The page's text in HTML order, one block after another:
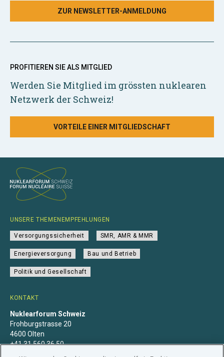
ZUR NEWSLETTER-ANMELDUNG
PROFITIEREN SIE ALS MITGLIED
Werden Sie Mitglied im grössten nuklearen
Netzwerk der Schweiz!
VORTEILE EINER MITGLIEDSCHAFT
KONTAKT
Nuklearforum Schweiz
Frohburgstrasse 20
4600 Olten
+41 31 560 36 50
UNSERE THEMENEMPFEHLUNGEN
Versorgungssicherheit SMR, AMR & MMR
Energieversorgung Bau und Betrieb
Politik und Gesellschaft